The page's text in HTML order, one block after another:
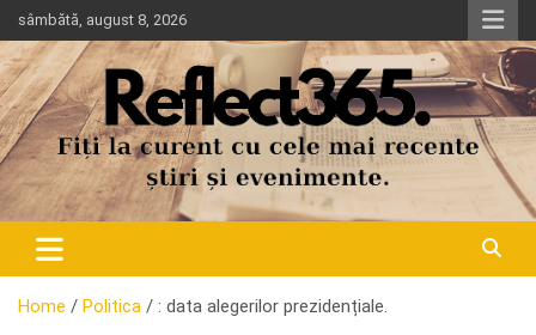
Skip
to
content
sâmbătă, august 8, 2026
Home Politica : data alegerilor prezidențiale.